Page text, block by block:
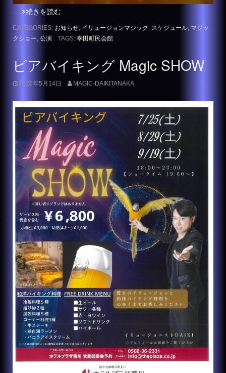
続きを読む
CATEGORIES: お知らせ イリュージョンマジック スケジュール マジッ
クショー 公演 TAGS: 幸田町民会館
ビアバイキング Magic SHOW
2026年5月14日 MAGIC-DAIKITANAKA